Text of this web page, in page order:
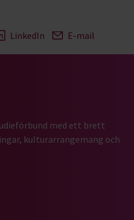
LinkedIn E-mail
med ett brett
kulturarrangemang och